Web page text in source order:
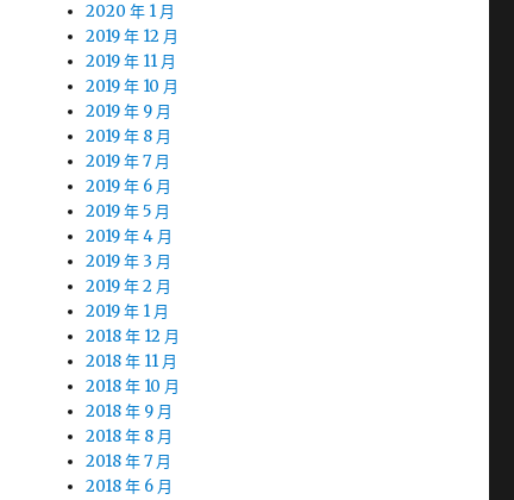
2020 年 1 月
2019 年 12 月
2019 年 11 月
2019 年 10 月
2019 年 9 月
2019 年 8 月
2019 年 7 月
2019 年 6 月
2019 年 5 月
2019 年 4 月
2019 年 3 月
2019 年 2 月
2019 年 1 月
2018 年 12 月
2018 年 11 月
2018 年 10 月
2018 年 9 月
2018 年 8 月
2018 年 7 月
2018 年 6 月